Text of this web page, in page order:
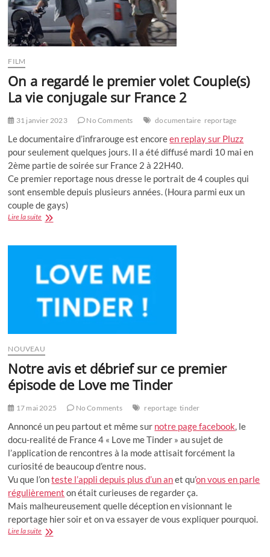
FILM
On a regardé le premier volet Couple(s)
La vie conjugale sur France 2
31 janvier 2023 No Comments documentaire reportage
Le documentaire d’infrarouge est encoreen replay sur Pluzz
pour seulement quelques jours. Il a été diffusé mardi 10 mai en
2ème partie de soirée sur France 2 à 22H40.
Ce premier reportage nous dresse le portrait de 4 couples qui
sont ensemble depuis plusieurs années. (Houra parmi eux un
couple de gays)
Lire la suiteOn
le
volet
Couple(s)
vie
conjugale
France
2
NOUVEAU
Notre avis et débrief sur ce premier
épisode de Love me Tinder
17 mai 2025 No Comments reportage tinder
Annoncé un peu partout et même sur notre page facebook, le
docu-realité de France 4 « Love me Tinder » au sujet de
l’application de rencontres à la mode attisait forcément la
curiosité de beaucoup d’entre nous.
Vu que l’onteste l’appli depuis plus d’un anet qu’on vous en parle
régulièrement on était curieuses de regarder ça.
Mais malheureusement quelle déception en visionnant le
reportage hier soir et on va essayer de vous expliquer pourquoi.
Lire la suiteNotre